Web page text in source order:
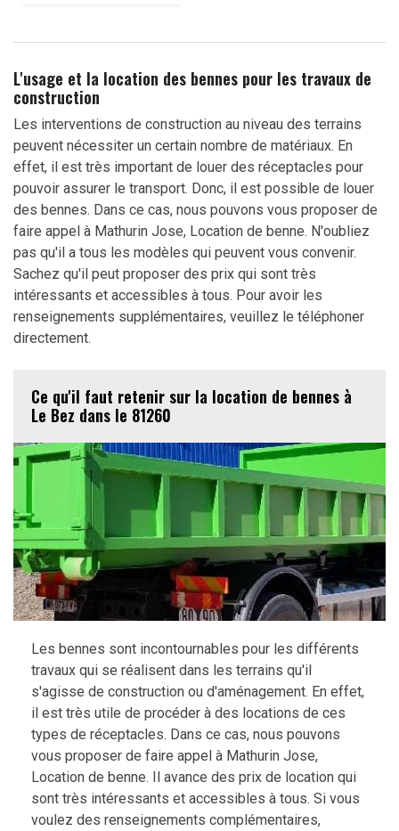
L'usage et la location des bennes pour les travaux de
construction
Les interventions de construction au niveau des terrains
peuvent nécessiter un certain nombre de matériaux. En
effet, il est très important de louer des réceptacles pour
pouvoir assurer le transport. Donc, il est possible de louer
des bennes. Dans ce cas, nous pouvons vous proposer de
faire appel à Mathurin Jose, Location de benne. N'oubliez
pas qu'il a tous les modèles qui peuvent vous convenir.
Sachez qu'il peut proposer des prix qui sont très
intéressants et accessibles à tous. Pour avoir les
renseignements supplémentaires, veuillez le téléphoner
directement.
Ce qu'il faut retenir sur la location de bennes à
Le Bez dans le 81260
Les bennes sont incontournables pour les différents
travaux qui se réalisent dans les terrains qu'il
s'agisse de construction ou d'aménagement. En effet,
il est très utile de procéder à des locations de ces
types de réceptacles. Dans ce cas, nous pouvons
vous proposer de faire appel à Mathurin Jose,
Location de benne. Il avance des prix de location qui
sont très intéressants et accessibles à tous. Si vous
voulez des renseignements complémentaires,